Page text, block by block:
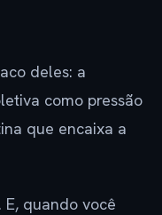
deles: a
como pressão
que encaixa a
quando você